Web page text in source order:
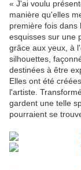
« J'ai voulu
manière qu'elles
première fois dans
esquisses sur une
grâce aux yeux, à
silhouettes,
destinées à être
Elles ont été
l'artiste.
gardent une telle
pourraient se